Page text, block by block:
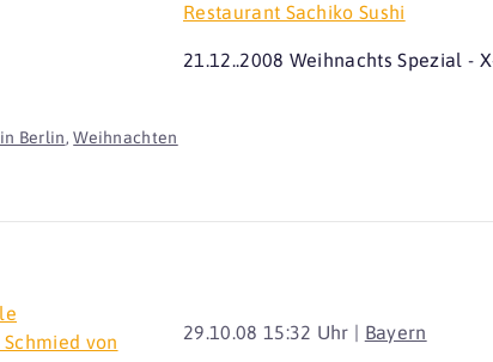
Restaurant Sachiko Sushi
21.12..2008 Weihnachts Spezial -
Berlin,Weihnachten
29.10.08 15:32 Uhr | Bayern